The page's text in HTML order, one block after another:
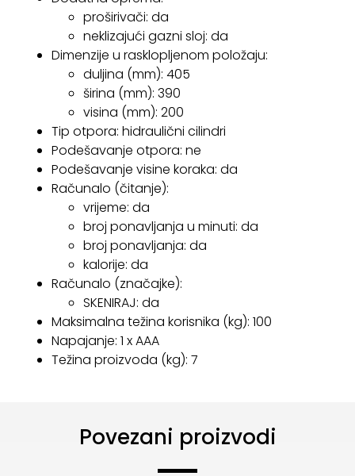
proširivači: da
neklizajući gazni sloj: da
Dimenzije u rasklopljenom položaju:
duljina (mm): 405
širina (mm): 390
visina (mm): 200
Tip otpora: hidraulični cilindri
Podešavanje otpora: ne
Podešavanje visine koraka: da
Računalo (čitanje):
vrijeme: da
broj ponavljanja u minuti: da
broj ponavljanja: da
kalorije: da
Računalo (značajke):
SKENIRAJ: da
Maksimalna težina korisnika (kg): 100
Napajanje: 1 x AAA
Težina proizvoda (kg): 7
Povezani proizvodi